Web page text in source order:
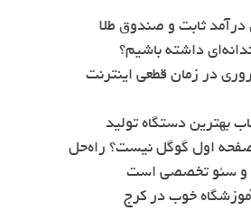
ثابت و صندوق طلا
داشته باشیم؟
در زمان قطعی اینترنت
بهترین دستگاه تولید
اول گوگل نیست؟ راه‌حل
و سئو تخصصی است
خوب در کرج